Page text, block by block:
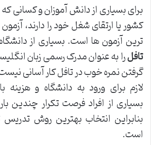
برای بسیاری از دانش آموزان و کسانی
کشور یا ارتقای شغل خود را دارند،
ترین آزمون ها است. بسیاری از
تافلرا به عنوان مدرک رسمی زبان
گرفتن نمره خوب در تافل کار آسانی
لازم برای ورود به دانشگاه و هزینه
بسیاری از افراد فرصت تکرار چندین
بنابراین انتخاب بهترین روش
است.